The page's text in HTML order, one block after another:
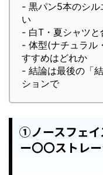
- 黒パン5本のシル
い
- 白T・夏シャツ
- 体型(ナチュラル
すすめはどれか
- 結論は最後の「
ションで
①ノースフェイ
ー〇〇ストレ